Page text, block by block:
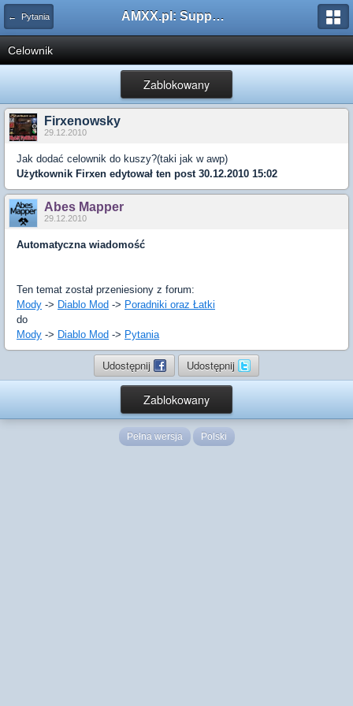
← Pytania AMXX.pl: Support AMX Mod X i SourceMod
Celownik
Zablokowany
Firxenowsky
29.12.2010
Jak dodać celownik do kuszy?(taki jak w awp)
Użytkownik Firxen edytował ten post 30.12.2010 15:02
Abes Mapper
29.12.2010
Automatyczna wiadomość
Ten temat został przeniesiony z forum:
Mody -> Diablo Mod -> Poradniki oraz Łatki
do
Mody -> Diablo Mod -> Pytania
Udostępnij Udostępnij
Zablokowany
Pełna wersja Polski